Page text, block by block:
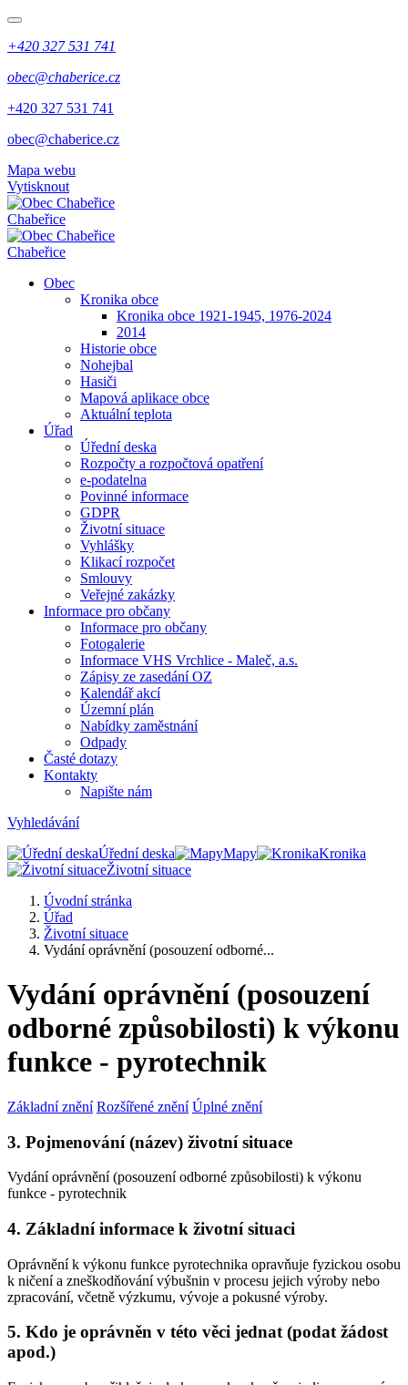
+420 327 531 741
obec@chaberice.cz
+420 327 531 741
obec@chaberice.cz
Mapa webu
Vytisknout
Chabeřice
Chabeřice
Obec
Kronika obce
Kronika obce 1921-1945, 1976-2024
2014
Historie obce
Nohejbal
Hasiči
Mapová aplikace obce
Aktuální teplota
Úřad
Úřední deska
Rozpočty a rozpočtová opatření
e-podatelna
Povinné informace
GDPR
Životní situace
Vyhlášky
Klikací rozpočet
Smlouvy
Veřejné zakázky
Informace pro občany
Informace pro občany
Fotogalerie
Informace VHS Vrchlice - Maleč, a.s.
Zápisy ze zasedání OZ
Kalendář akcí
Územní plán
Nabídky zaměstnání
Odpady
Časté dotazy
Kontakty
Napište nám
Vyhledávání
Úřední deska
Mapy
Kronika
Životní situace
Úvodní stránka
Úřad
Životní situace
Vydání oprávnění (posouzení odborné...
Vydání oprávnění (posouzení
odborné způsobilosti) k výkonu
funkce - pyrotechnik
Základní znění Rozšířené znění Úplné znění
3. Pojmenování (název) životní situace
Vydání oprávnění (posouzení odborné způsobilosti) k výkonu
funkce - pyrotechnik
4. Základní informace k životní situaci
Oprávnění k výkonu funkce pyrotechnika opravňuje fyzickou osobu
k ničení a zneškodňování výbušnin v procesu jejich výroby nebo
zpracování, včetně výzkumu, vývoje a pokusné výroby.
5. Kdo je oprávněn v této věci jednat (podat žádost
apod.)